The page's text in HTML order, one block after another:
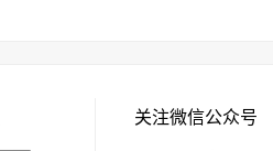
关注微信公众号